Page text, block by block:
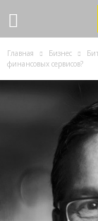
Главная Бизнес
финансовых сервисов?